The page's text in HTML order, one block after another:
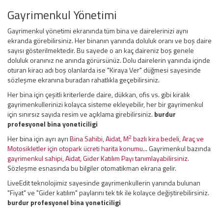
Gayrimenkul Yönetimi
Gayrimenkul yönetimi ekranında tüm bina ve dairelerinizi aynı
ekranda görebilirsiniz. Her binanın yanında doluluk oranı ve boş daire
sayısı gösterilmektedir. Bu sayede o an kaç daireniz boş genele
doluluk oranınız ne anında görürsünüz. Dolu dairelerin yanında içinde
oturan kiracı adı boş olanlarda ise "Kiraya Ver" düğmesi sayesinde
sözleşme ekranına buradan rahatlıkla geçebilirsiniz.
Her bina için çeşitli kriterlerde daire, dükkan, ofis vs. gibi kiralık
gayrimenkullerinizi kolayca sisteme ekleyebilir, her bir gayrimenkul
için sınırsız sayıda resim ve açıklama girebilirsiniz. burdur
profesyonel bina yoneticiligi
Her bina için ayrı ayrıBina Sahibi, Aidat, M2 bazlı kira bedeli, Araç ve
Motosikletler için otopark ücreti harita konumu... Gayrimenkul bazında
gayrimenkul sahipi, Aidat, Gider Katılım Payı tanımlayabilirsiniz.
Sözleşme esnasında bu bilgiler otomatikman ekrana gelir.
LiveEdit teknolojimiz sayesinde gayrimenkullerin yanında bulunan
"Fiyat" ve "Gider katılım" paylarını tek tık ile kolayce değiştirebilirsiniz.
burdur profesyonel bina yoneticiligi